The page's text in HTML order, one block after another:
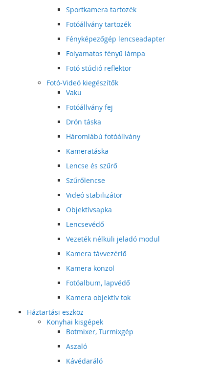
Sportkamera tartozék
Fotóállvány tartozék
Fényképezőgép lencseadapter
Folyamatos fényű lámpa
Fotó stúdió reflektor
Fotó-Videó kiegészítők
Vaku
Fotóállvány fej
Drón táska
Háromlábú fotóállvány
Kameratáska
Lencse és szűrő
Szűrőlencse
Videó stabilizátor
Objektívsapka
Lencsevédő
Vezeték nélküli jeladó modul
Kamera távvezérlő
Kamera konzol
Fotóalbum, lapvédő
Kamera objektív tok
Háztartási eszköz
Konyhai kisgépek
Botmixer, Turmixgép
Aszaló
Kávédaráló